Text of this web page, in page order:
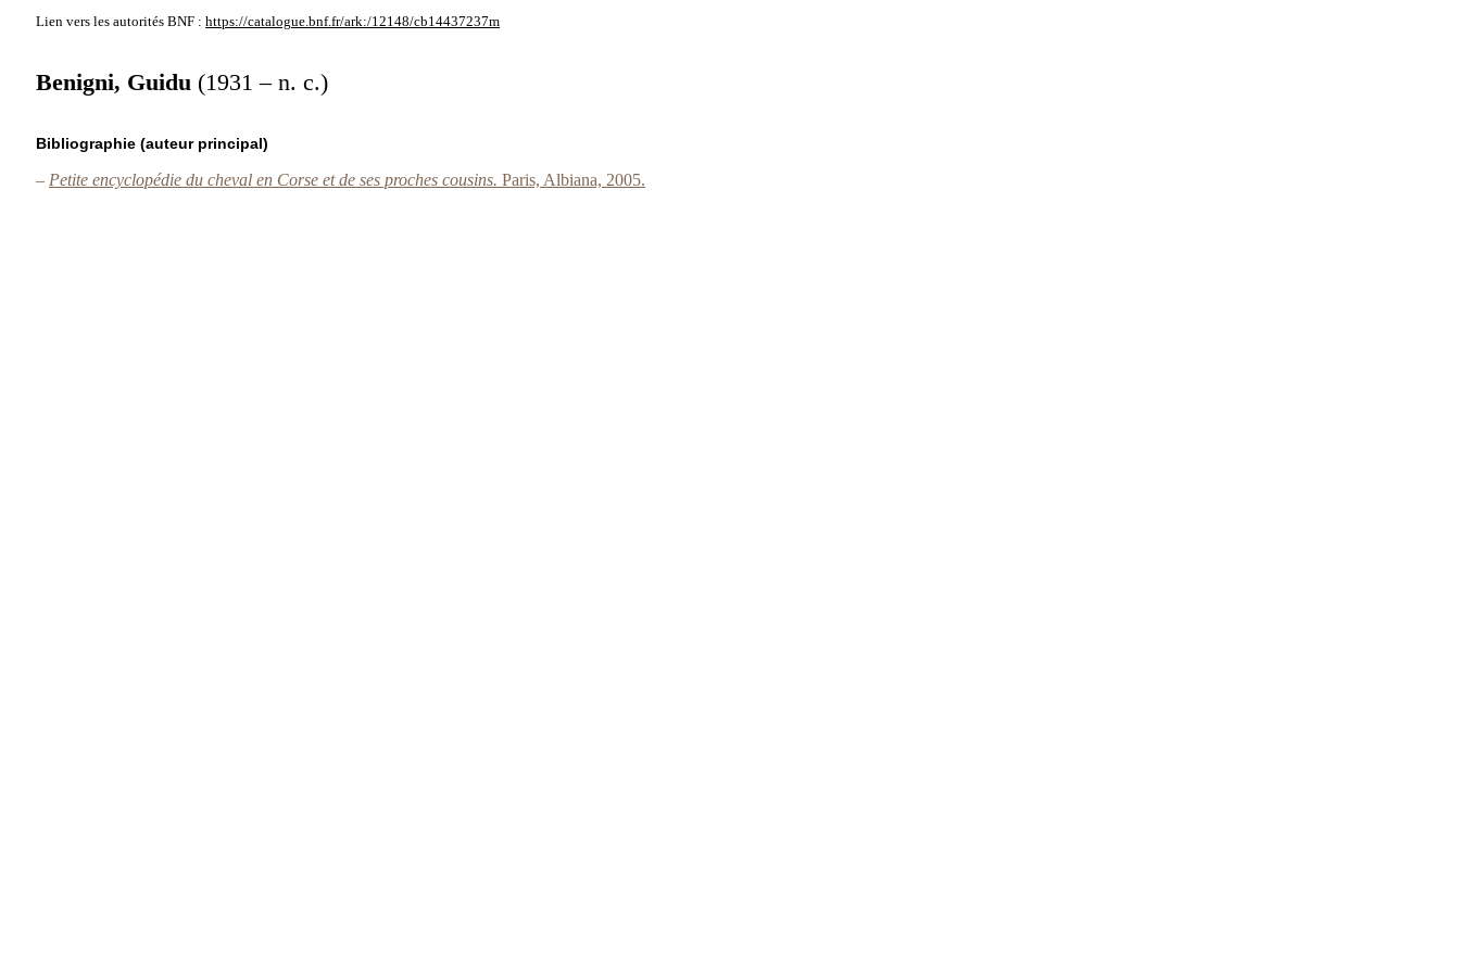
Lien vers les autorités BNF : https://catalogue.bnf.fr/ark:/12148/cb14437237m
Benigni, Guidu (1931 – n. c.)
Bibliographie (auteur principal)
– Petite encyclopédie du cheval en Corse et de ses proches cousins. Paris, Albiana, 2005.